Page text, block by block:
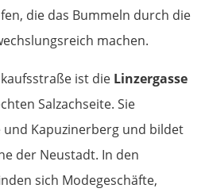
die das Bummeln durch die
machen.
ist die Linzergasse
Salzachseite. Sie
Kapuzinerberg und bildet
der Neustadt. In den
sich Modegeschäfte,